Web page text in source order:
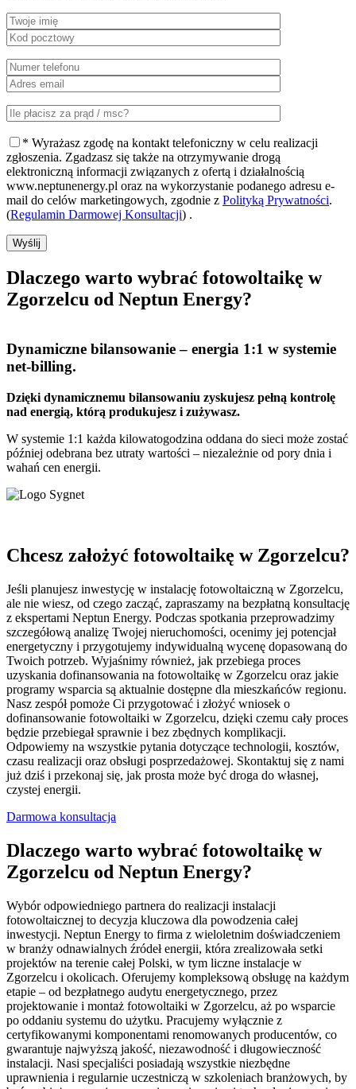
* Wyrażasz zgodę na kontakt telefoniczny w celu realizacji
zgłoszenia. Zgadzasz się także na otrzymywanie drogą
elektroniczną informacji związanych z ofertą i działalnością
www.neptunenergy.pl oraz na wykorzystanie podanego adresu e-
mail do celów marketingowych, zgodnie z Polityką Prywatności.
(Regulamin Darmowej Konsultacji) .
Wyślij
Dlaczego warto wybrać fotowoltaikę w
Zgorzelcu od Neptun Energy?
Dynamiczne bilansowanie– energia 1:1 w systemie
net-billing.
Dzięki dynamicznemu bilansowaniu zyskujesz pełną kontrolę
nad energią, którą produkujesz i zużywasz.
W systemie 1:1 każda kilowatogodzina oddana do sieci może zostać
później odebrana bez utraty wartości – niezależnie od pory dnia i
wahań cen energii.
Chcesz założyć fotowoltaikę w Zgorzelcu?
Jeśli planujesz inwestycję w instalację fotowoltaiczną w Zgorzelcu,
ale nie wiesz, od czego zacząć, zapraszamy na bezpłatną konsultację
z ekspertami Neptun Energy. Podczas spotkania przeprowadzimy
szczegółową analizę Twojej nieruchomości, ocenimy jej potencjał
energetyczny i przygotujemy indywidualną wycenę dopasowaną do
Twoich potrzeb. Wyjaśnimy również, jak przebiega proces
uzyskania dofinansowania na fotowoltaikę w Zgorzelcu oraz jakie
programy wsparcia są aktualnie dostępne dla mieszkańców regionu.
Nasz zespół pomoże Ci przygotować i złożyć wniosek o
dofinansowanie fotowoltaiki w Zgorzelcu, dzięki czemu cały proces
będzie przebiegał sprawnie i bez zbędnych komplikacji.
Odpowiemy na wszystkie pytania dotyczące technologii, kosztów,
czasu realizacji oraz obsługi posprzedażowej. Skontaktuj się z nami
już dziś i przekonaj się, jak prosta może być droga do własnej,
czystej energii.
Darmowa konsultacja
Dlaczego warto wybrać fotowoltaikę w
Zgorzelcu od Neptun Energy?
Wybór odpowiedniego partnera do realizacji instalacji
fotowoltaicznej to decyzja kluczowa dla powodzenia całej
inwestycji. Neptun Energy to firma z wieloletnim doświadczeniem
w branży odnawialnych źródeł energii, która zrealizowała setki
projektów na terenie całej Polski, w tym liczne instalacje w
Zgorzelcu i okolicach. Oferujemy kompleksową obsługę na każdym
etapie – od bezpłatnego audytu energetycznego, przez
projektowanie i montaż fotowoltaiki w Zgorzelcu, aż po wsparcie
po oddaniu systemu do użytku. Pracujemy wyłącznie z
certyfikowanymi komponentami renomowanych producentów, co
gwarantuje najwyższą jakość, niezawodność i długowieczność
instalacji. Nasi specjaliści posiadają wszystkie niezbędne
uprawnienia i regularnie uczestniczą w szkoleniach branżowych, by